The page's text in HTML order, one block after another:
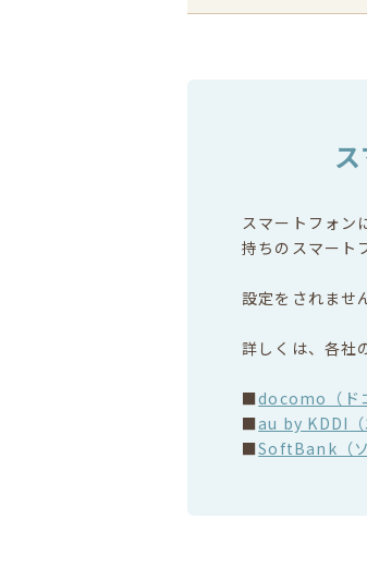
スマートフォン
持ちのスマート
設定をされませ
詳しくは、各社
■docomo（ド
■au by KDDI（
■SoftBank（ソ